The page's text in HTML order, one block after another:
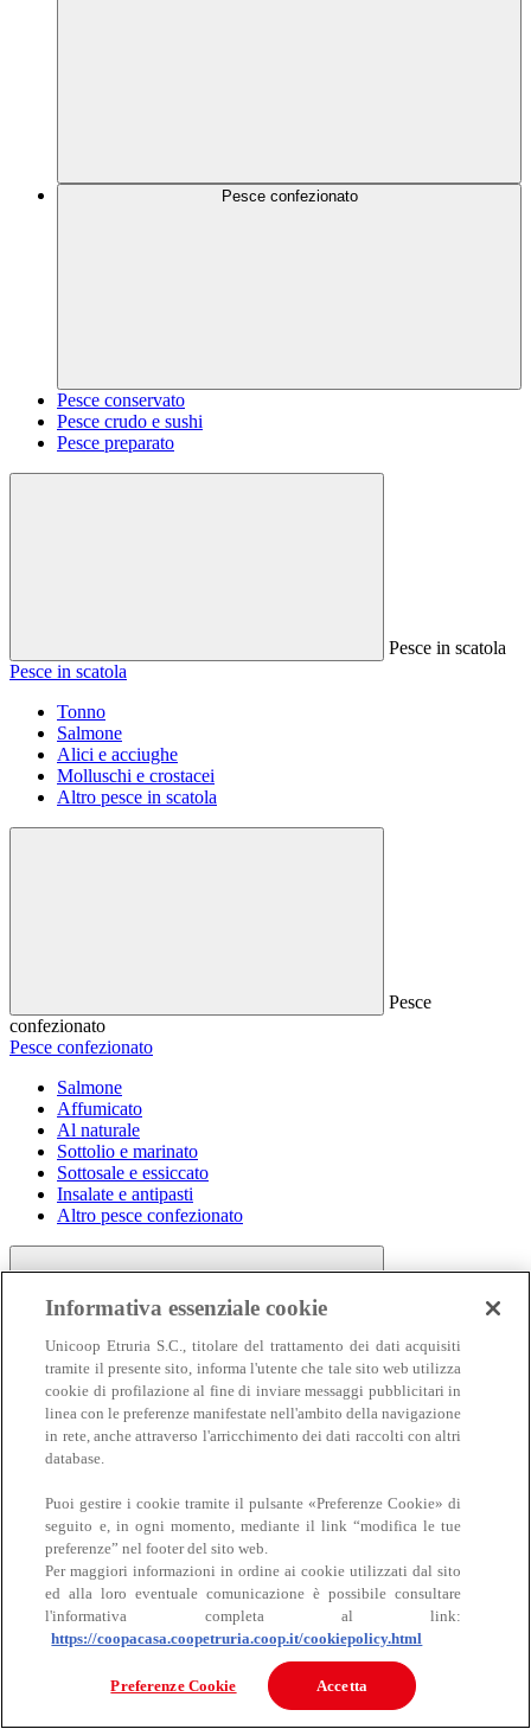
Pesce confezionato
Pesce conservato
Pesce crudo e sushi
Pesce preparato
Pesce in scatola
Pesce in scatola
Tonno
Salmone
Alici e acciughe
Molluschi e crostacei
Altro pesce in scatola
Pesce
confezionato
Pesce confezionato
Salmone
Affumicato
Al naturale
Sottolio e marinato
Sottosale e essiccato
Insalate e antipasti
Altro pesce confezionato
Carne
Carne
Bovino
Informativa essenziale cookie
Unicoop Etruria S.C., titolare del trattamento dei dati acquisiti
tramite il presente sito, informa l'utente che tale sito web utilizza
cookie di profilazione al fine di inviare messaggi pubblicitari in
linea con le preferenze manifestate nell'ambito della navigazione
in rete, anche attraverso l'arricchimento dei dati raccolti con altri
database.
Puoi gestire i cookie tramite il pulsante «Preferenze Cookie» di
seguito e, in ogni momento, mediante il link “modifica le tue
preferenze” nel footer del sito web.
Per maggiori informazioni in ordine ai cookie utilizzati dal sito
ed alla loro eventuale comunicazione è possibile consultare
l'informativa completa al link:
https://coopacasa.coopetruria.coop.it/cookiepolicy.html
Preferenze Cookie Accetta